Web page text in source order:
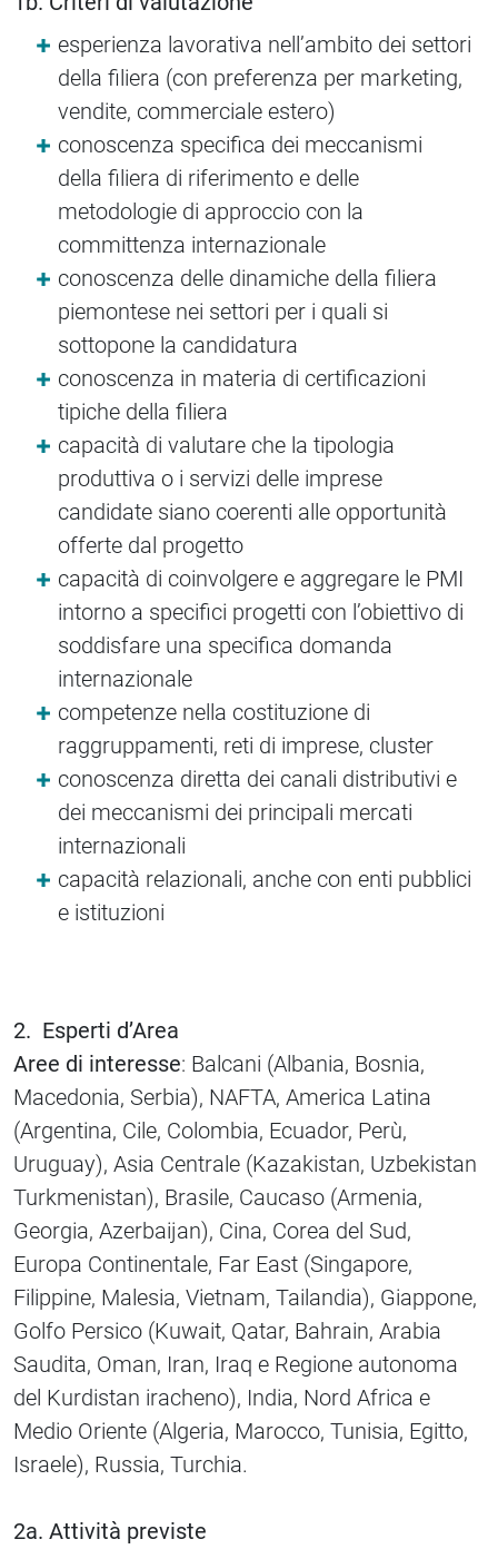
esperienza lavorativa nell’ambito dei settori
della filiera (con preferenza per marketing,
vendite, commerciale estero)
conoscenza specifica dei meccanismi
della filiera di riferimento e delle
metodologie di approccio con la
committenza internazionale
conoscenza delle dinamiche della filiera
piemontese nei settori per i quali si
sottopone la candidatura
conoscenza in materia di certificazioni
tipiche della filiera
capacità di valutare che la tipologia
produttiva o i servizi delle imprese
candidate siano coerenti alle opportunità
offerte dal progetto
capacità di coinvolgere e aggregare le PMI
intorno a specifici progetti con l’obiettivo di
soddisfare una specifica domanda
internazionale
competenze nella costituzione di
raggruppamenti, reti di imprese, cluster
conoscenza diretta dei canali distributivi e
dei meccanismi dei principali mercati
internazionali
capacità relazionali, anche con enti pubblici
e istituzioni
2. Esperti d’Area
Aree di interesse: Balcani (Albania, Bosnia,
Macedonia, Serbia), NAFTA, America Latina
(Argentina, Cile, Colombia, Ecuador, Perù,
Uruguay), Asia Centrale (Kazakistan, Uzbekistan
Turkmenistan), Brasile, Caucaso (Armenia,
Georgia, Azerbaijan), Cina, Corea del Sud,
Europa Continentale, Far East (Singapore,
Filippine, Malesia, Vietnam, Tailandia), Giappone,
Golfo Persico (Kuwait, Qatar, Bahrain, Arabia
Saudita, Oman, Iran, Iraq e Regione autonoma
del Kurdistan iracheno), India, Nord Africa e
Medio Oriente (Algeria, Marocco, Tunisia, Egitto,
Israele), Russia, Turchia.
2a. Attività previste